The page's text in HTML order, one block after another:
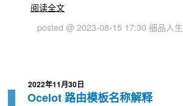
阅读全文
posted @ 2023-08-15 17:30 细品人生
2022年11月30日
Ocelot 路由模板名称解释